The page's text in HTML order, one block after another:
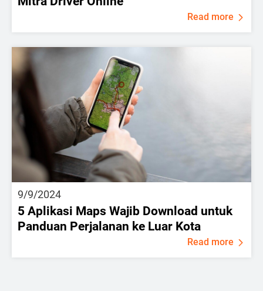
Read more
9/9/2024
5 Aplikasi Maps Wajib Download untuk
Panduan Perjalanan ke Luar Kota
Read more